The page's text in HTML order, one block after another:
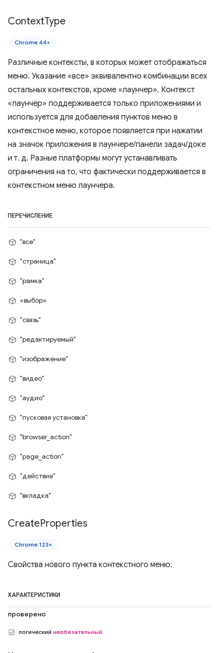
ContextType
Chrome 44+
Различные контексты, в которых может отображаться
меню. Указание «все» эквивалентно комбинации всех
остальных контекстов, кроме «лаунчер». Контекст
«лаунчер» поддерживается только приложениями и
используется для добавления пунктов меню в
контекстное меню, которое появляется при нажатии
на значок приложения в лаунчере/панели задач/доке
и т. д. Разные платформы могут устанавливать
ограничения на то, что фактически поддерживается в
контекстном меню лаунчера.
ПЕРЕЧИСЛЕНИЕ
"все"
"страница"
"рамка"
«выбор»
"связь"
"редактируемый"
"изображение"
"видео"
"аудио"
"пусковая установка"
"browser_action"
"page_action"
"действие"
"вкладка"
CreateProperties
Chrome 123+
Свойства нового пункта контекстного меню.
ХАРАКТЕРИСТИКИ
проверено
логический необязательный